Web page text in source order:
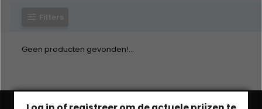
Geen producten gevonden!...